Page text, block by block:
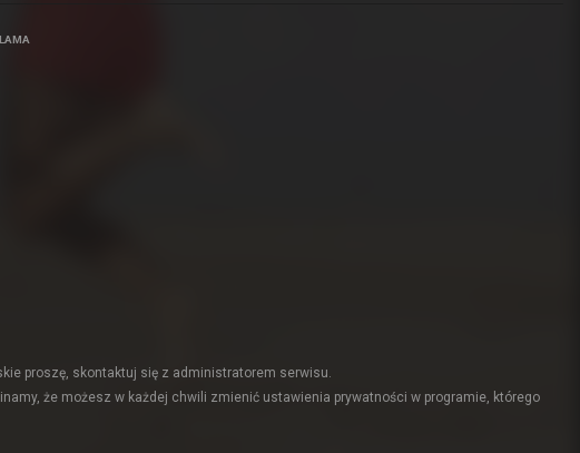
proszę, skontaktuj się z administratorem serwisu.
że możesz w każdej chwili zmienić ustawienia prywatności w programie, którego